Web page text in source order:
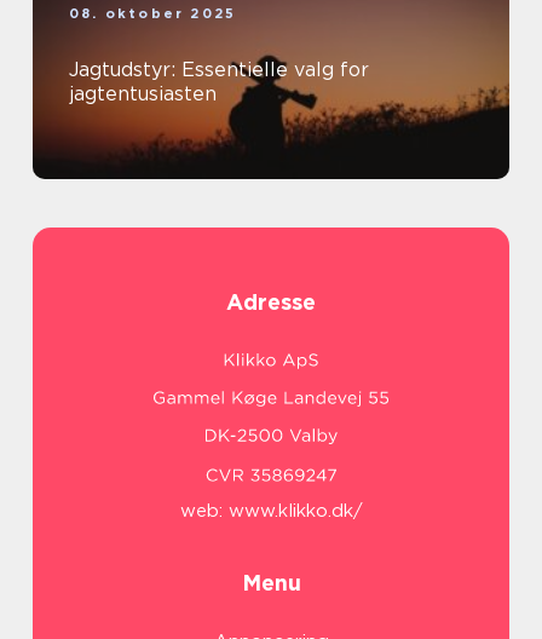
08. oktober 2025
Jagtudstyr: Essentielle valg for
jagtentusiasten
Adresse
web: www.klikko.dk/
Menu